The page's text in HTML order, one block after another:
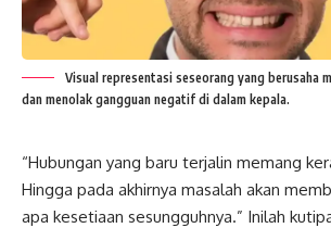
Visual representasi seseorang yang berusaha
dan menolak gangguan negatif di dalam kepala.
“Hubungan yang baru terjalin memang
Hingga pada akhirnya masalah akan
apa kesetiaan sesungguhnya.” Inilah